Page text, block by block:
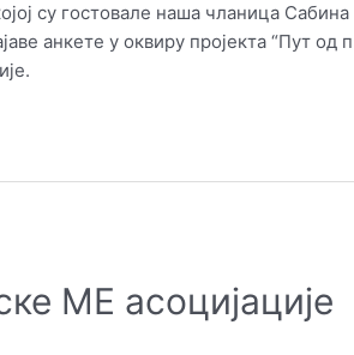
су гостовале нашa чланица
анкете у оквиру пројекта “Пут од
МЕ асоцијације